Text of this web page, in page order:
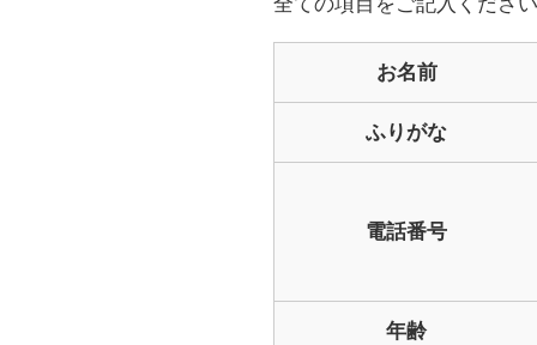
お名前
ふりがな
電話番号
年齢